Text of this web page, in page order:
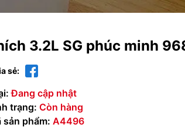
3.2L SG phúc minh
sẻ:
Đang cập nhật
trạng: Còn hàng
sản phẩm: A4496